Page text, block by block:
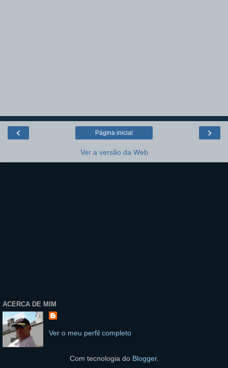
‹ ›
Página inicial
Ver a versão da Web
ACERCA DE MIM
Ver o meu perfil completo
Com tecnologia do Blogger.